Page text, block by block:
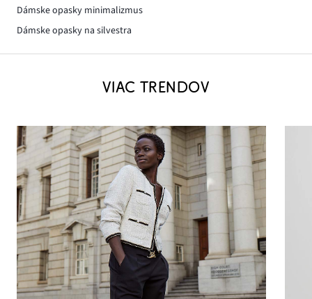
Dámske opasky minimalizmus
Dámske opasky na silvestra
VIAC TRENDOV